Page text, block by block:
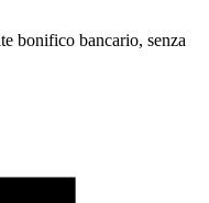
bonifico bancario, senza